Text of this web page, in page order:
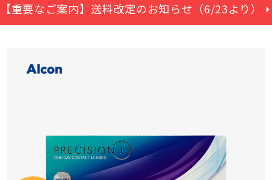
【重要なご案内】送料改定のお知らせ（6/23より） ⏵